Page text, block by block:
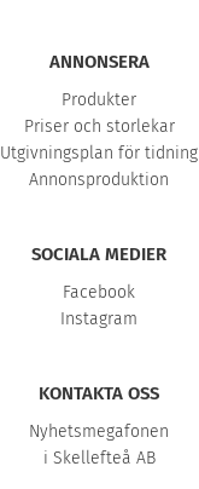
ANNONSERA
Produkter
Priser och storlekar
Utgivningsplan för tidning
Annonsproduktion
SOCIALA MEDIER
Facebook
Instagram
KONTAKTA OSS
Nyhetsmegafonen
i Skellefteå AB